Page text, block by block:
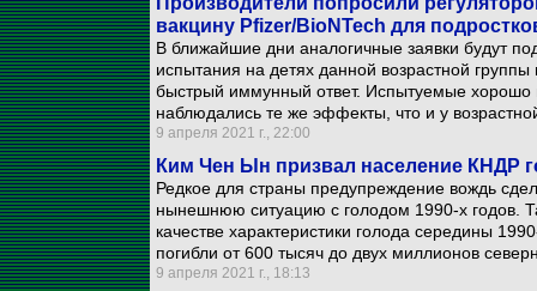
вакцину Pfizer/BioNTech для
В ближайшие дни аналогичные заявки будут
испытания на детях данной возрастной
быстрый иммунный ответ. Испытуемые
наблюдались те же эффекты, что и у
9 апреля 2021 г., 22:00
Ким Чен Ын призвал население КНДР
Редкое для страны предупреждение вождь
нынешнюю ситуацию с голодом 1990-х годов.
качестве характеристики голода середины
погибли от 600 тысяч до двух миллионов
9 апреля 2021 г., 18:13